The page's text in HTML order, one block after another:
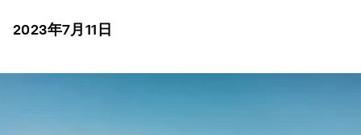
2023年7月11日